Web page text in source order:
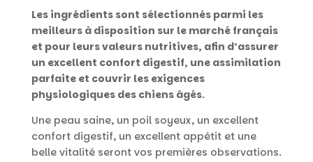
Les ingrédients sont sélectionnés parmi les
meilleurs à disposition sur le marché français
et pour leurs valeurs nutritives, afin d’assurer
un excellent confort digestif, une assimilation
parfaite et couvrir les exigences
physiologiques des chiens âgés.
Une peau saine, un poil soyeux, un excellent
confort digestif, un excellent appétit et une
belle vitalité seront vos premières observations.